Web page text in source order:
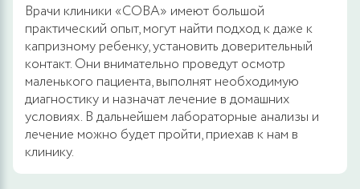
Врачи клиники «СОВА» имеют большой
практический опыт, могут найти подход к даже к
капризному ребенку, установить доверительный
контакт. Они внимательно проведут осмотр
маленького пациента, выполнят необходимую
диагностику и назначат лечение в домашних
условиях. В дальнейшем лабораторные анализы и
лечение можно будет пройти, приехав к нам в
клинику.